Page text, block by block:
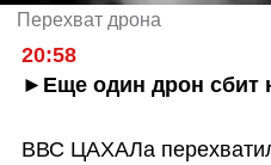
Перехват дрона
20:58
►Еще один дрон сбит
ВВС ЦАХАЛа